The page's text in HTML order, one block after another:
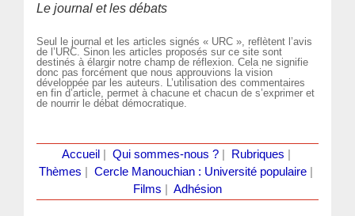
Le journal et les débats
Seul le journal et les articles signés « URC », reflètent l’avis
de l’URC. Sinon les articles proposés sur ce site sont
destinés à élargir notre champ de réflexion. Cela ne signifie
donc pas forcément que nous approuvions la vision
développée par les auteurs. L’utilisation des commentaires
en fin d’article, permet à chacune et chacun de s’exprimer et
de nourrir le débat démocratique.
Accueil Qui sommes-nous ?| Rubriques
Thèmes
Cercle Manouchian : Université populaire
Films
Adhésion